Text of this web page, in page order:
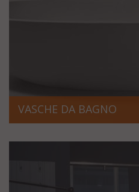
VASCHE DA BAGNO